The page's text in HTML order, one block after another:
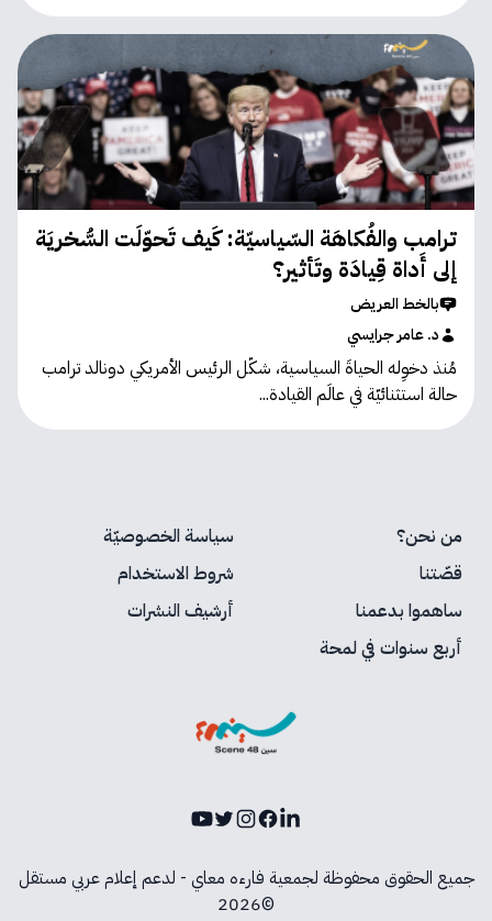
ترامب والفُكاهَة السّياسيّة: كَيف تَحوّلَت السُّخريَة
إلى أَداة قِيادَة وتَأثير؟
بالخط العريض
د. عامر جرايسي
مُنذ دخوِله الحياةَ السياسية، شكّل الرئيس الأمريكي دونالد ترامب
حالة استثنائيّة في عالَم القيادة...
من نحن؟
سياسة الخصوصيّة
قصّتنا
شروط الاستخدام
ساهموا بدعمنا
أرشيف النشرات
أربع سنوات في لمحة
LinkedIn
Facebook
Instagram
Twitter
Youtube
جميع الحقوق محفوظة لجمعية فارءه معاي - لدعم إعلام عربي مستقل
©2026